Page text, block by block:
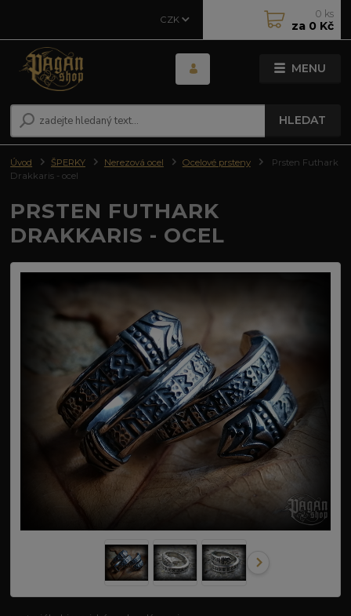
MENU
CZK
HLEDAT
0 ks
za 0 Kč
Úvod ŠPERKY Nerezová ocel Ocelové prsteny
Prsten Futhark
Drakkaris - ocel
PRSTEN FUTHARK
DRAKKARIS - OCEL